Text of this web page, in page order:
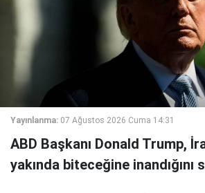
Yayınlanma: 07 Ağustos 2026 Cuma 14:31
ABD Başkanı Donald Trump,
yakında biteceğine inandığını